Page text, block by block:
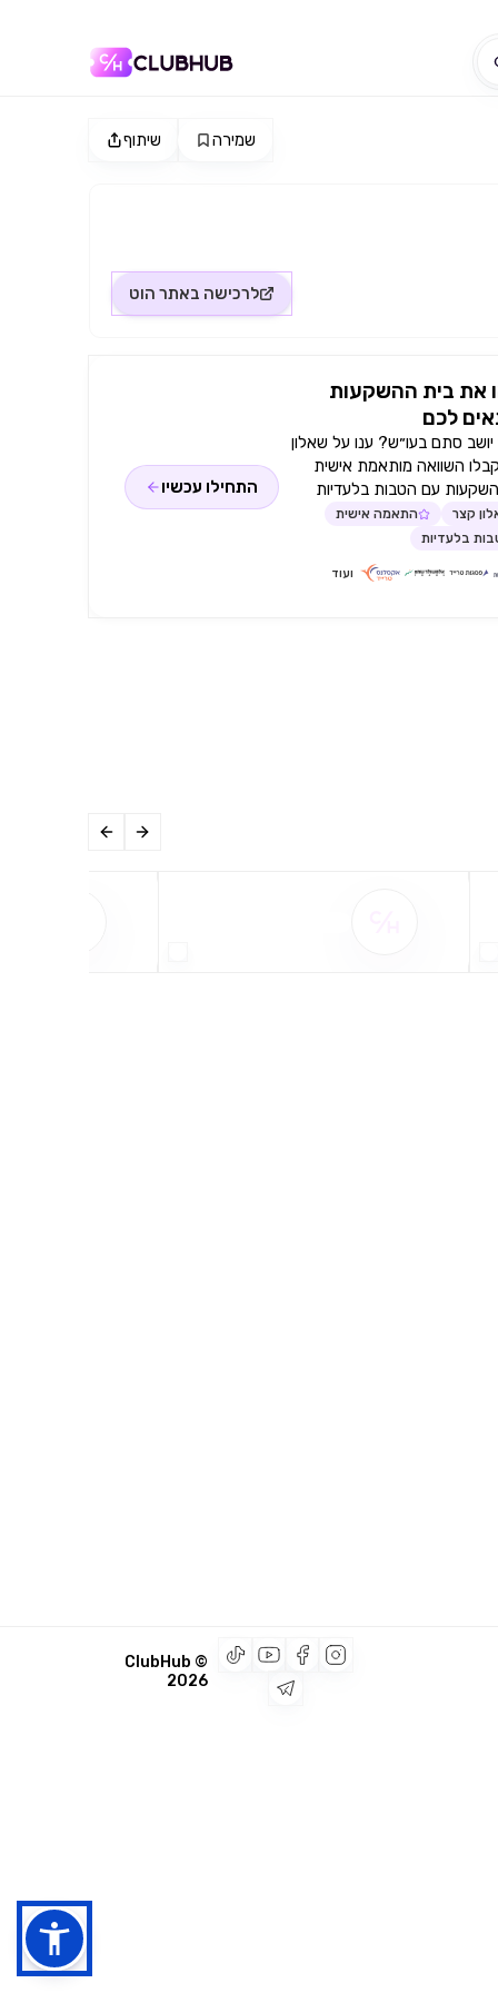
שיתוף שמירה
לרכישה באתר הוט
את בית ההשקעות
לכם
סתם בעו״ש? ענו על שאלון
השוואה מותאמת אישית
עם הטבות בלעדיות
קצר
התאמה אישית
בלעדיות
ועוד
התחילו עכשיו
© ClubHub
2026